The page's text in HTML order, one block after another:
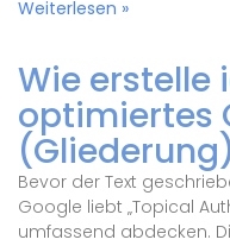
Weiterlesen »
Wie erstelle
optimiertes
Bevor der Text
Google liebt „Topical
umfassend abdecken.